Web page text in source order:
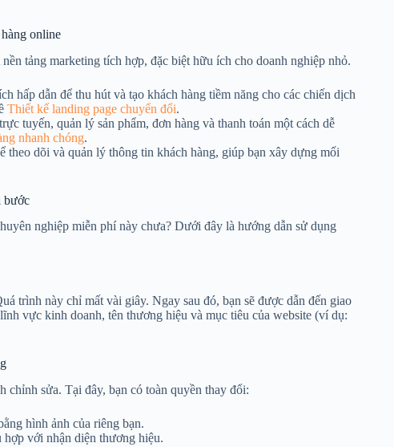
online
tảng marketing tích hợp, đặc biệt hữu ích cho doanh nghiệp nhỏ.
hấp dẫn để thu hút và tạo khách hàng tiềm năng cho các chiến dịch
Thiết kế landing page chuyển đổi.
tuyến, quản lý sản phẩm, đơn hàng và thanh toán một cách dễ
nhanh chóng.
theo dõi và quản lý thông tin khách hàng, giúp bạn xây dựng mối
bước
nghiệp miễn phí này chưa? Dưới đây là hướng dẫn sử dụng
trình này chỉ mất vài giây. Ngay sau đó, bạn sẽ được dẫn đến giao
vực kinh doanh, tên thương hiệu và mục tiêu của website (ví dụ:
chỉnh sửa. Tại đây, bạn có toàn quyền thay đổi:
hình ảnh của riêng bạn.
với nhận diện thương hiệu.